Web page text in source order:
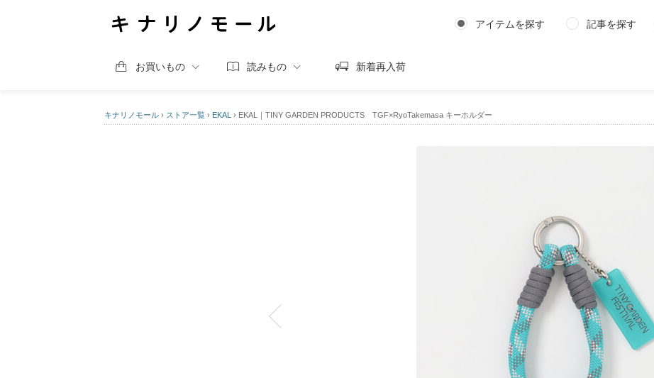
アイテムを探す 記事を探す
お買いもの 読みもの 新着再入荷
キナリノモール › ストア一覧 › EKAL › EKAL｜TINY GARDEN PRODUCTS TGF×RyoTakemasa キーホルダー